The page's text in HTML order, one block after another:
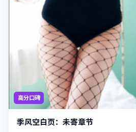
高分口碑
季风空白页：未寄章节